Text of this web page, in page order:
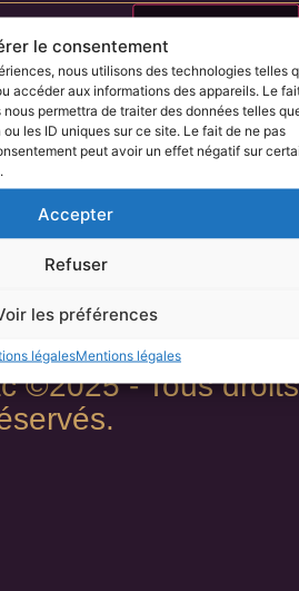
le consentement
nous utilisons des technologies telles
accéder aux informations des appareils. Le
permettra de traiter des données telles
les ID uniques sur ce site. Le fait de ne pas
peut avoir un effet négatif sur
Accepter
Refuser
les préférences
légalesMentions légales
accès
rapide
cookies marketing
et activer ce
contenu
Les Godinauds,
19 Rue de la côte
©2025 - Tous droits